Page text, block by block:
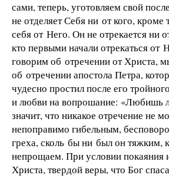
сами, теперь, уготовляем свой
не отделяет Себя ни от кого, кроме
себя от Него. Он не отрекается ни
кто первыми начали отрекаться от
говорим об отречении от Христа,
об отречении апостола Петра,
чудесно простил после его
и любви на вопрошание: «Любишь
значит, что никакое отречение не
непоправимо гибельным,
греха, сколь бы ни был он тяжким,
непрощаем. При условии покаяния
Христа, твердой веры, что Бог